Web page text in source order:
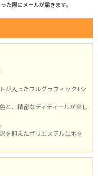
た際にメールが届きます。
が入ったフルグラフィックTシ
と、精密なディティールが楽し
を抑えたポリエステル生地を